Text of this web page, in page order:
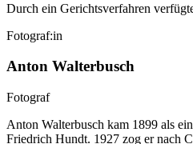
Durch ein Gerichtsverfahren
Fotograf:in
Anton Walterbusch
Fotograf
Anton Walterbusch kam 1899 als
Friedrich Hundt. 1927 zog er nach